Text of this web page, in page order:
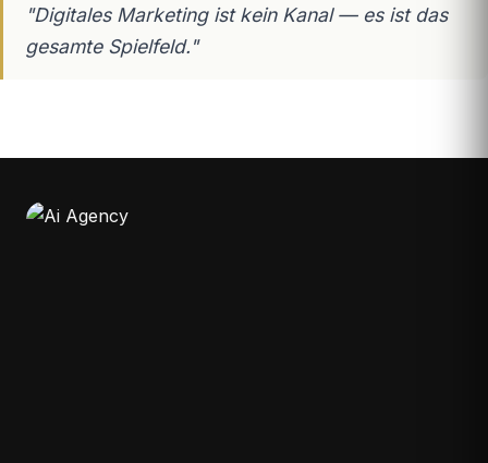
"Digitales Marketing ist kein Kanal — es ist das
gesamte Spielfeld."